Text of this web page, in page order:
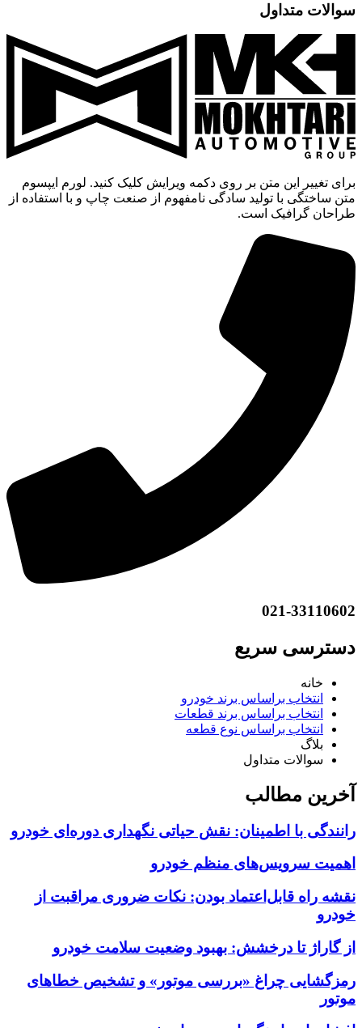
سوالات متداول
برای تغییر این متن بر روی دکمه ویرایش کلیک کنید. لورم ایپسوم
متن ساختگی با تولید سادگی نامفهوم از صنعت چاپ و با استفاده از
طراحان گرافیک است.
021-33110602
دسترسی سریع
خانه
انتخاب براساس برند خودرو
انتخاب براساس برند قطعات
انتخاب براساس نوع قطعه
بلاگ
سوالات متداول
آخرین مطالب
رانندگی با اطمینان: نقش حیاتی نگهداری دوره‌ای خودرو
اهمیت سرویس‌های منظم خودرو
نقشه راه قابل‌اعتماد بودن: نکات ضروری مراقبت از
خودرو
از گاراژ تا درخشش: بهبود وضعیت سلامت خودرو
رمزگشایی چراغ «بررسی موتور» و تشخیص خطاهای
موتور